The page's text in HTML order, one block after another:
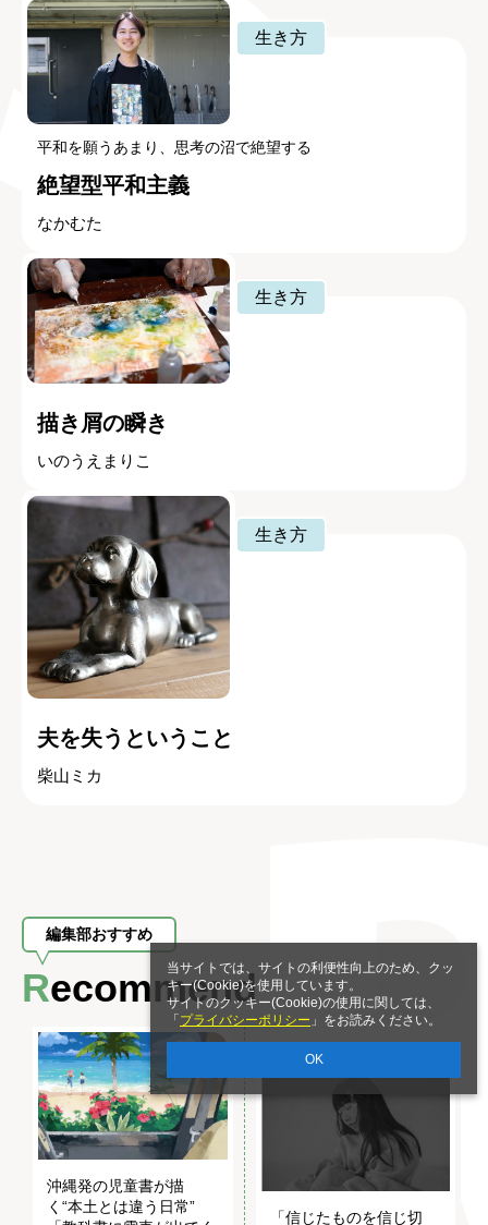
当サイトでは、サイトの利便性向上のため、クッ
キー(Cookie)を使用しています。
サイトのクッキー(Cookie)の使用に関しては、
「 プライバシーポリシー 」をお読みください。
OK
生き方
平和を願うあまり、思考の沼で絶望する
絶望型平和主義
なかむた
生き方
描き屑の瞬き
いのうえまりこ
生き方
夫を失うということ
柴山ミカ
編集部おすすめ
Recommend
沖縄発の児童書が描
く“本土とは違う日常”
「信じたものを信じ切